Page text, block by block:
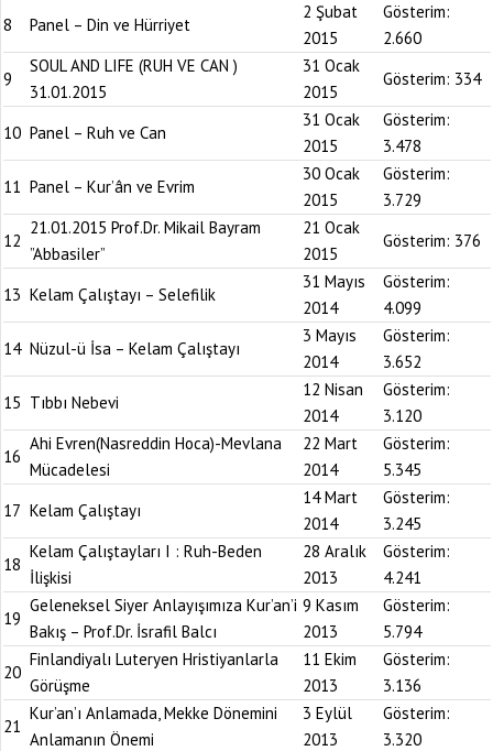
8
Panel – Din ve Hürriyet
2 Şubat
2015
Gösterim:
2.660
9
SOUL AND LIFE (RUH VE CAN )
31.01.2015
31 Ocak
2015
Gösterim: 334
10 Panel – Ruh ve Can
31 Ocak
2015
Gösterim:
3.478
11 Panel – Kur’ân ve Evrim
30 Ocak
2015
Gösterim:
3.729
12
21.01.2015 Prof.Dr. Mikail Bayram
”Abbasiler”
21 Ocak
2015
Gösterim: 376
13 Kelam Çalıştayı – Selefilik
31 Mayıs
2014
Gösterim:
4.099
14 Nüzul-ü İsa – Kelam Çalıştayı
3 Mayıs
2014
Gösterim:
3.652
15 Tıbbı Nebevi
12 Nisan
2014
Gösterim:
3.120
16
Ahi Evren(Nasreddin Hoca)-Mevlana
Mücadelesi
22 Mart
2014
Gösterim:
5.345
17 Kelam Çalıştayı
14 Mart
2014
Gösterim:
3.245
18
Kelam Çalıştayları I : Ruh-Beden
İlişkisi
28 Aralık
2013
Gösterim:
4.241
19
Geleneksel Siyer Anlayışımıza Kur’an’i
Bakış – Prof.Dr. İsrafil Balcı
9 Kasım
2013
Gösterim:
5.794
20
Finlandiyalı Luteryen Hristiyanlarla
Görüşme
11 Ekim
2013
Gösterim:
3.136
21
Kur’an’ı Anlamada, Mekke Dönemini
Anlamanın Önemi
3 Eylül
2013
Gösterim:
3.320